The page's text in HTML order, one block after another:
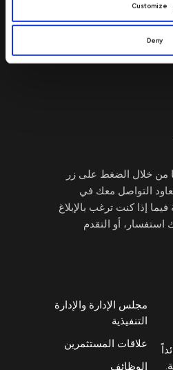
Customize
Deny
من خلال الضغط على زر
التواصل معك في
إذا كنت ترغب بالإبلاغ
أو التقدم
مجلس الإدارة والإدارة
التنفيذية
علاقات المستثمرين
الوظائف